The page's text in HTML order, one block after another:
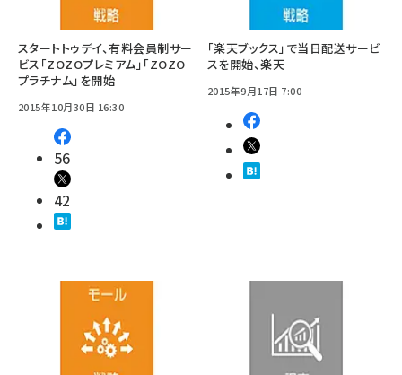
スタートトゥデイ、有料会員制サー
ビス「ZOZOプレミアム」「ZOZO
プラチナム」を開始
2015年10月30日 16:30
56
42
「楽天ブックス」で当日配送サービ
スを開始、楽天
2015年9月17日 7:00